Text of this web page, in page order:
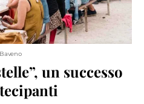
Baveno
un successo